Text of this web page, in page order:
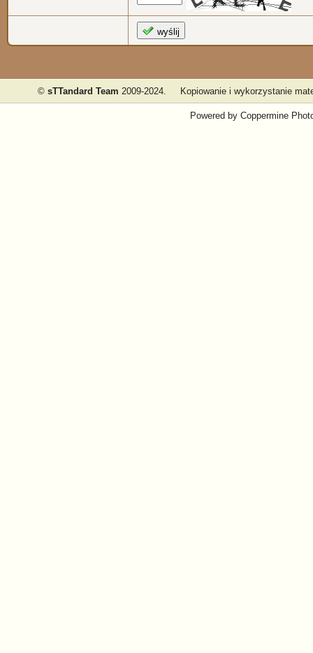
wyślij
© sTTandard Team 2009-2024. Kopiowanie i wykorzystanie
Powered by Coppermine